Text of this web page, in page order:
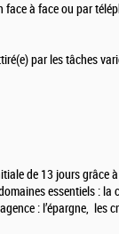
à face ou par
par les tâches
de 13 jours grâce
essentiels : la
: l’épargne, les